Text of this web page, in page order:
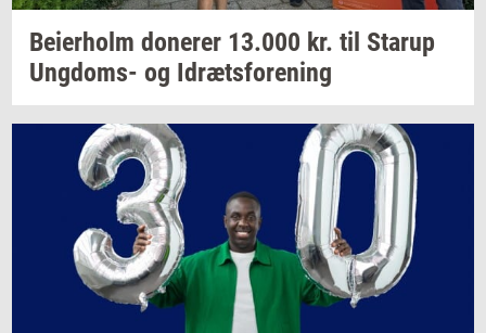
Bei­er­holm do­ne­rer 13.000 kr. til Starup
Ungdoms-​ og Idræts­for­e­ning